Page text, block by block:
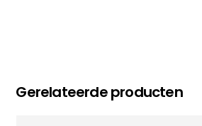
Gerelateerde producten